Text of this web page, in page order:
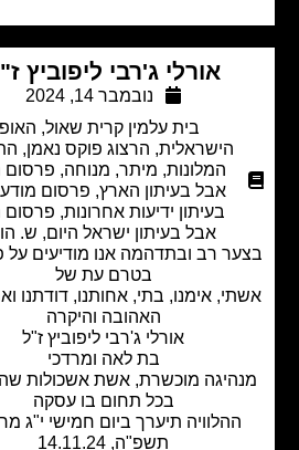
אורלי ג'רבי ליפוביץ ז"ל
נובמבר 14, 2024
בית עלמין קרית שאול,האופרה
הישראלית,הרצוג פוקס נאמן,התאחדות
המלונות,מיתר,מנוחה, פרסום מודעת
אבל בעיתון הארץ,פרסום מודעת אבל
בעיתון ידיעות אחרונות,פרסום מודעת
אבל בעיתון ישראל היום,ש. הורוביץ
רב ובתדהמה אנו מודיעים על פטירתה
בטרם עת של
אימנו, בתי, אחותנו, דודתנו ואחייניתנו
האהובה והיקרה
אורלי ג'רבי ליפוביץ ז"ל
בת לאה ומרדכי
מוכשרת, אשת אשכולות שהצטיינה
בכל תחום בו עסקה
ההלוויה תיערך ביום חמישי י"ג מרחשון
תשפ"ה, 14.11.24